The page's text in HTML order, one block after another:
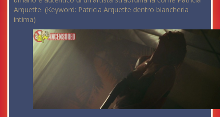
Arquette. (Keyword: Patricia Arquette dentro biancheria
intima)